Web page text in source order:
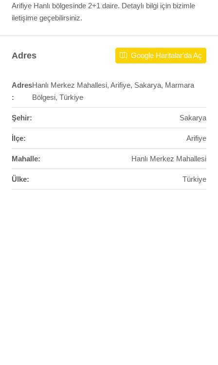
Arifiye Hanlı bölgesinde 2+1 daire. Detaylı bilgi için bizimle
iletişime geçebilirsiniz.
Adres Google Haritalar'da Aç
Adres
:
Hanlı Merkez Mahallesi, Arifiye, Sakarya, Marmara
Bölgesi, Türkiye
Şehir: Sakarya
İlçe: Arifiye
Mahalle: Hanlı Merkez Mahallesi
Ülke: Türkiye